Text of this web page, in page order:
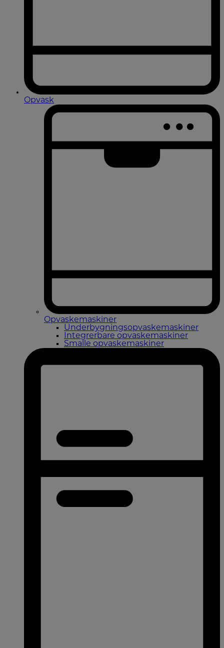
Opvask
Opvaskemaskiner
Underbygningsopvaskemaskiner
Integrerbare opvaskemaskiner
Smalle opvaskemaskiner